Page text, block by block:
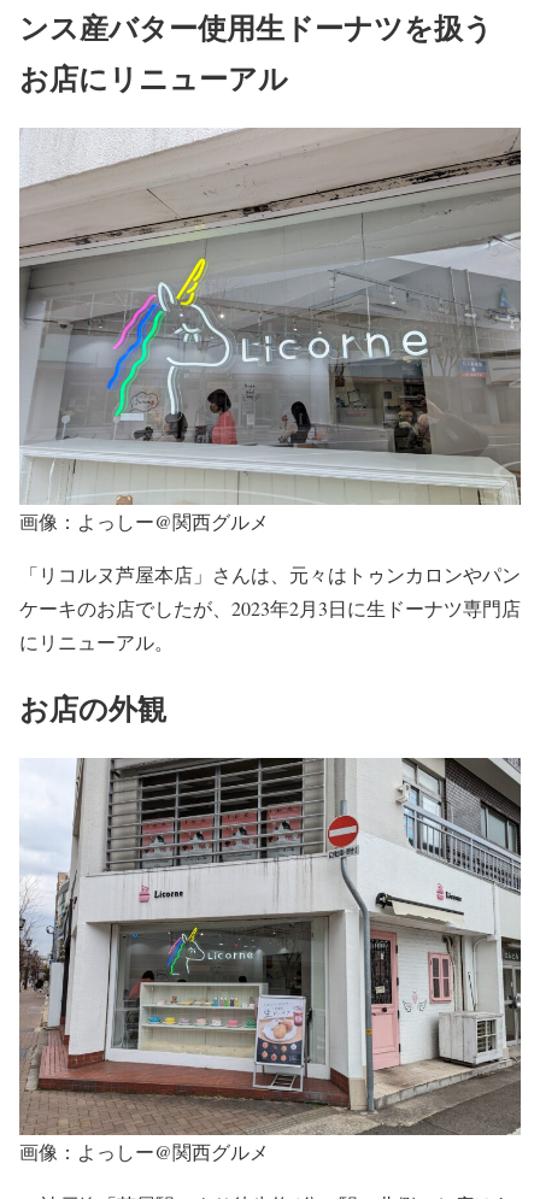
ンス産バター使用生ドーナツを扱う
お店にリニューアル
画像：よっしー@関西グルメ
「リコルヌ芦屋本店」さんは、元々はトゥンカロンやパン
ケーキのお店でしたが、2023年2月3日に生ドーナツ専門店
にリニューアル。
お店の外観
画像：よっしー@関西グルメ